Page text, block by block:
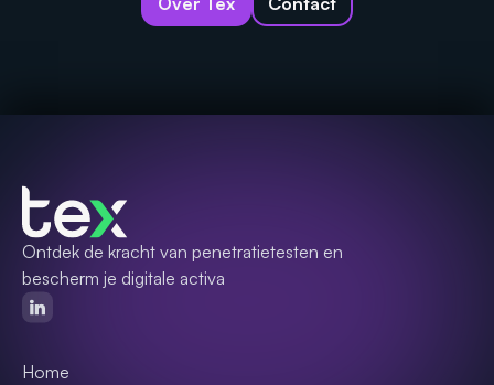
Ontdek de kracht van penetratietesten en
bescherm je digitale activa
Home